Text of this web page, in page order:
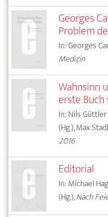
Georges
Problem
In: Georges
Medizin
Wahnsinn
erste Buch
In: Nils
(Hg.), Max
2016
Editorial
In: Michael
(Hg.),Nach